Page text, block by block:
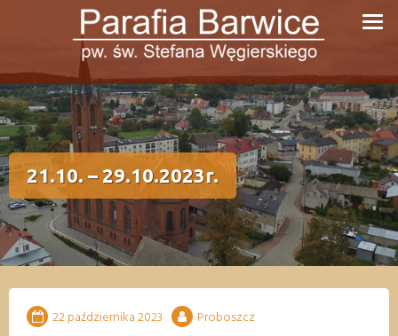
21.10. – 29.10.2023r.
22 października 2023 Proboszcz